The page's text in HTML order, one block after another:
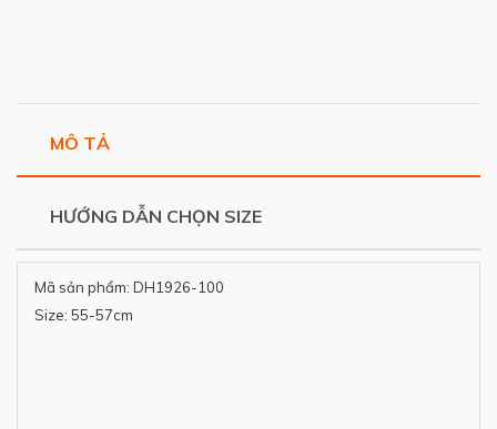
MÔ TẢ
HƯỚNG DẪN CHỌN SIZE
Mã sản phẩm: DH1926-100
Size: 55-57cm